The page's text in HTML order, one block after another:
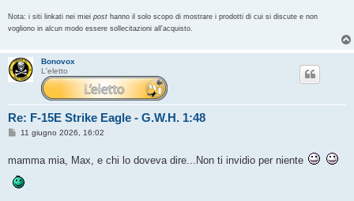
Nota: i siti linkati nei miei post hanno il solo scopo di mostrare i prodotti di cui si discute e non
vogliono in alcun modo essere sollecitazioni all'acquisto.
Bonovox
L'eletto
Re: F-15E Strike Eagle - G.W.H. 1:48
M
s
g
g
11 giugno 2026, 16:02
mamma mia, Max, e chi lo doveva dire...Non ti invidio per niente